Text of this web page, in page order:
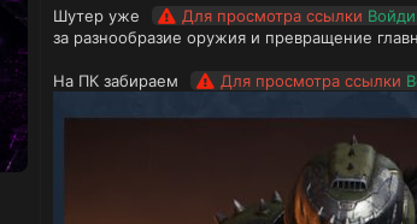
т
е
ы
а
ч
л
а
о
т
ы
Шутер уже Для просмотра ссылки Войди
за разнообразие оружия и превращение
На ПК забираем Для просмотра ссылки